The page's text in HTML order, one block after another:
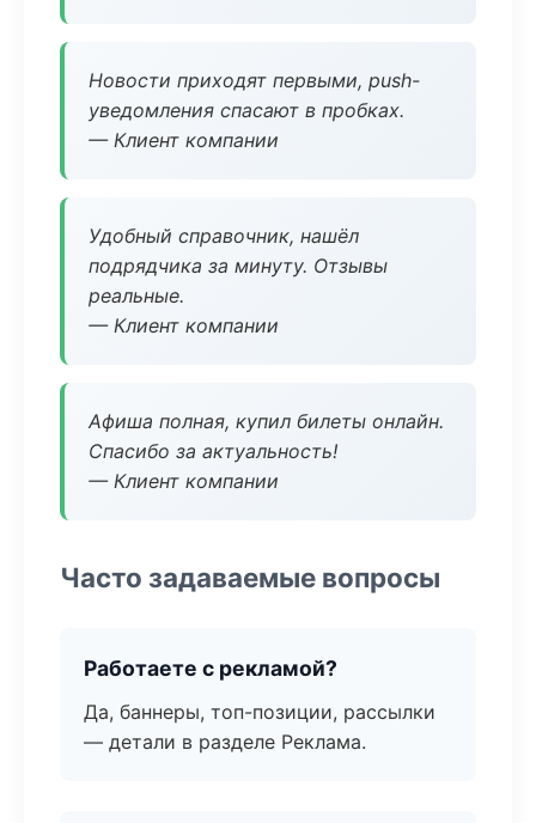
Новости приходят первыми, push-
уведомления спасают в пробках.
— Клиент компании
Удобный справочник, нашёл
подрядчика за минуту. Отзывы
реальные.
— Клиент компании
Афиша полная, купил билеты онлайн.
Спасибо за актуальность!
— Клиент компании
Часто задаваемые вопросы
Работаете с рекламой?
Да, баннеры, топ-позиции, рассылки
— детали в разделе Реклама.